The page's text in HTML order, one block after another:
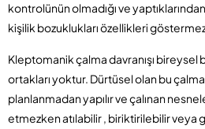
kontrolünün olmadığı ve
kişilik bozuklukları özellikleri
Kleptomanik çalma davranışı bireysel
ortakları yoktur. Dürtüsel olan bu
planlanmadan yapılır ve çalınan
etmezken atılabilir , biriktirilebilir veya